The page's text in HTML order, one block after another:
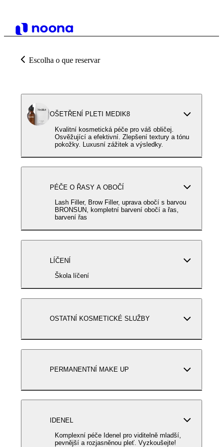
Escolha o que reservar
OŠETŘENÍ PLETI MEDIK8
Kvalitní kosmetická péče pro váš obličej.
Osvěžující a efektivní. Zlepšení textury a tónu
pokožky. Luxusní zážitek a výsledky.
PÉČE O ŘASY A OBOČÍ
Lash Filler, Brow Filler, uprava obočí s barvou
BRONSUN, kompletní barvení obočí a řas,
barvení řas
LÍČENÍ
Škola líčení
OSTATNÍ KOSMETICKÉ SLUŽBY
PERMANENTNÍ MAKE UP
IDENEL
Komplexní péče Idenel pro viditelně mladší,
pevnější a rozjasněnou pleť. Vyzkoušejte!